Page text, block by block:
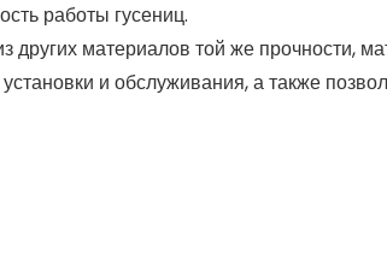
работы гусениц.
других материалов той же прочности,
и обслуживания, а также